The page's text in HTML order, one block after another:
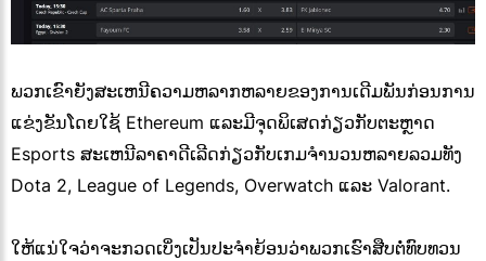
ພວກເຂົາຍັງສະເຫນີຄວາມຫລາກຫລາຍຂອງການເດີມພັນກ່ອນການ
ແຂ່ງຂັນໂດຍໃຊ້ Ethereum ແລະມີຈຸດພິເສດກ່ຽວກັບຕະຫຼາດ
Esports ສະເຫນີລາຄາດີເລີດກ່ຽວກັບເກມຈໍານວນຫລາຍລວມທັງ
Dota 2, League of Legends, Overwatch ແລະ Valorant.
ໃຫ້ແນ່ໃຈວ່າຈະກວດເບິ່ງເປັນປະຈໍາຍ້ອນວ່າພວກເຮົາສືບຕໍ່ທົບທວນ